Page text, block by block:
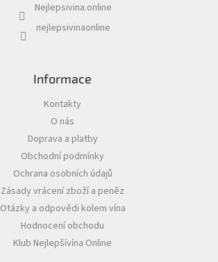
y
v
s
Nejlepsivina.online
nejlepsivinaonline
Informace
Kontakty
O nás
Doprava a platby
Obchodní podmínky
Ochrana osobních údajů
Zásady vrácení zboží a peněz
Otázky a odpovědi kolem vína
Hodnocení obchodu
Klub Nejlepšívína Online